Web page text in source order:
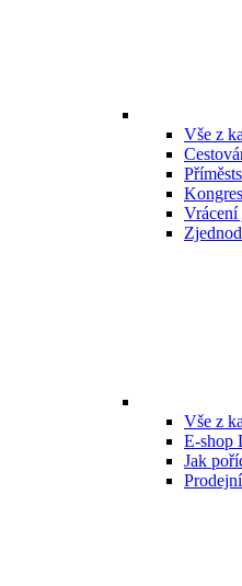
Vše z
Vrácení
Vše z
E-shop
Jak